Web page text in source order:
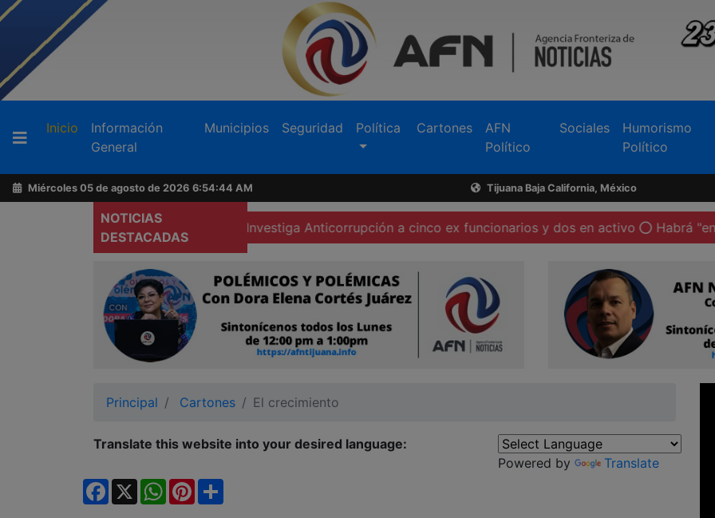
Inicio (current)
Información
General
Municipios Seguridad Política Cartones
AFN
Político
Sociales
Humorismo
Político
Miércoles 05 de agosto de 2026 6:54:46 AM Tijuana Baja California, México
NOTICIAS
DESTACADAS
del gobierno federal Investiga Anticorrupción a cinco ex funcionarios y dos en activo Habrá "enlaces de
Principal Cartones El crecimiento
Translate this website into your desired language:
Powered by
Translate
Facebook
X WhatsApp
Pinterest
Buscador
Acerca
de